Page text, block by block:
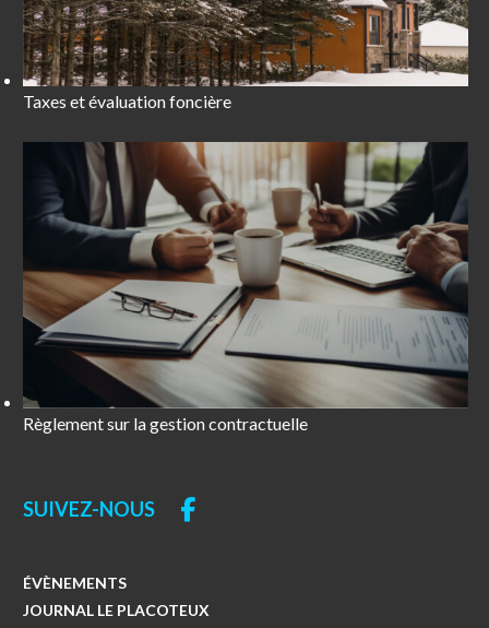
Taxes et évaluation foncière
Règlement sur la gestion contractuelle
SUIVEZ-NOUS
ÉVÈNEMENTS
JOURNAL LE PLACOTEUX